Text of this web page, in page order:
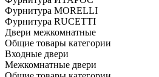
Фурнитура MORELLI
Фурнитура RUCETTI
Двери межкомнатные
Общие товары категории
Входные двери
Межкомнатные двери